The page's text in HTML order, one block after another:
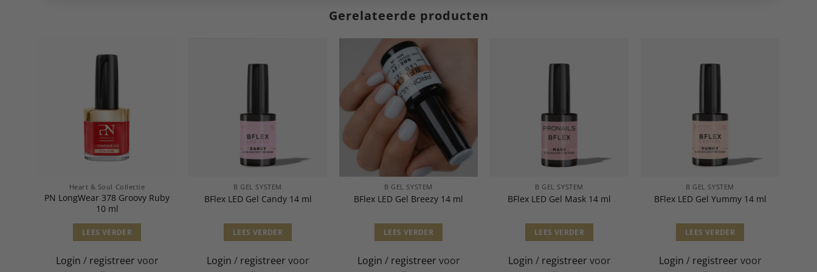
Gerelateerde producten
Heart & Soul Collectie
PN LongWear 378 Groovy Ruby
10 ml
LEES VERDER
Login / registreer voor
B GEL SYSTEM
BFlex LED Gel Candy 14 ml
LEES VERDER
Login / registreer voor
B GEL SYSTEM
BFlex LED Gel Breezy 14 ml
LEES VERDER
Login / registreer voor
B GEL SYSTEM
BFlex LED Gel Mask 14 ml
LEES VERDER
Login / registreer voor
B GEL SYSTEM
BFlex LED Gel Yummy 14 ml
LEES VERDER
Login / registreer voor